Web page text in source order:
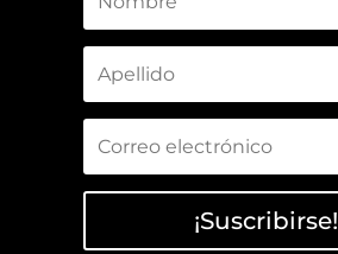
¡Suscribirse!